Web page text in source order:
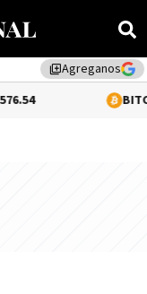
library_addAgreganos
0.35%